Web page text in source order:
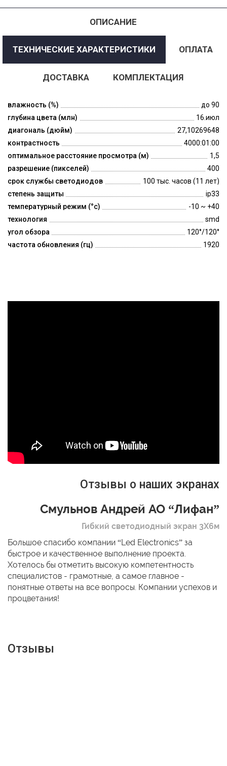
ОПИСАНИЕ
ТЕХНИЧЕСКИЕ ХАРАКТЕРИСТИКИ ОПЛАТА
ДОСТАВКА КОМПЛЕКТАЦИЯ
влажность (%)
до 90
глубина цвета (млн)
16.июл
диагональ (дюйм)
27,10269648
контрастность
4000:01:00
оптимальное расстояние просмотра (м)
1,5
разрешение (пикселей)
400
срок службы светодиодов
100 тыс. часов (11 лет)
степень защиты
ip33
температурный режим (°c)
-10 ~ +40
технология
smd
угол обзора
120°/120°
частота обновления (гц)
1920
Отзывы о наших экранах
Смульнов Андрей АО “Лифан”
Гибкий светодиодный экран 3Х6м
Большое спасибо компании “Led Electronics” за
быстрое и качественное выполнение проекта.
Хотелось бы отметить высокую компетентность
специалистов - грамотные, а самое главное -
понятные ответы на все вопросы. Компании успехов и
процветания!
Отзывы